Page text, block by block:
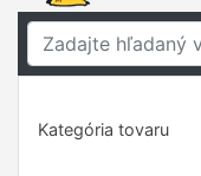
Kategória tovaru